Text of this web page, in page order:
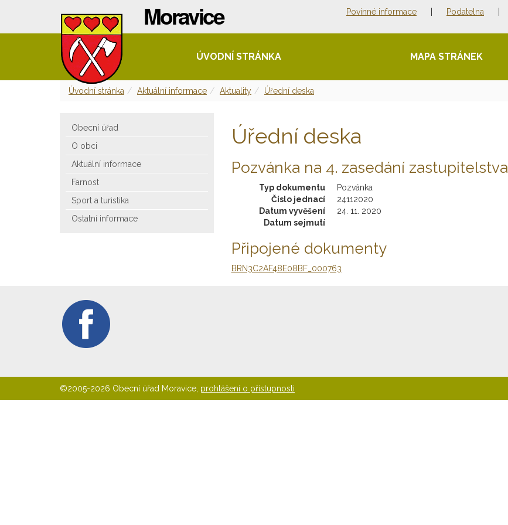
Povinné informace Podatelna
ÚVODNÍ STRÁNKA MAPA STRÁNEK
Úvodní stránka Aktuální informace Aktuality Úřední deska
Obecní úřad
O obci
Aktuální informace
Farnost
Sport a turistika
Ostatní informace
Úřední deska
Pozvánka na 4. zasedání zastupitelstva
Typ dokumentu
Pozvánka
Číslo jednací
24112020
Datum vyvěšení
24. 11. 2020
Datum sejmutí
Připojené dokumenty
BRN3C2AF48E08BF_000763
©2005-2026 Obecní úřad Moravice, prohlášení o přístupnosti